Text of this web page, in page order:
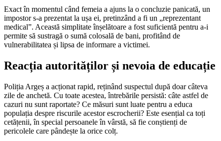
Exact în momentul când femeia a ajuns la o concluzie panicată, un
impostor s-a prezentat la ușa ei, pretinzând a fi un „reprezentant
medical”. Această simplitate înșelătoare a fost suficientă pentru a-i
permite să sustragă o sumă colosală de bani, profitând de
vulnerabilitatea și lipsa de informare a victimei.
Reacția autorităților și nevoia de educație
Poliția Argeș a acționat rapid, reținând suspectul după doar câteva
zile de anchetă. Cu toate acestea, întrebările persistă: câte astfel de
cazuri nu sunt raportate? Ce măsuri sunt luate pentru a educa
populația despre riscurile acestor escrocherii? Este esențial ca toți
cetățenii, în special persoanele în vârstă, să fie conștienți de
pericolele care pândește la orice colț.